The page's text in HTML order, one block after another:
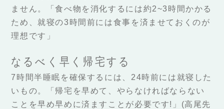
ません。「食べ物を消化するには約2~3時間かかる
ため、就寝の3時間前には食事を済ませておくのが
理想です」
なるべく早く帰宅する
7時間半睡眠を確保するには、24時前には就寝した
いもの。「帰宅を早めて、やらなければならない
ことを早め早めに済ますことが必要です!」(高尾先